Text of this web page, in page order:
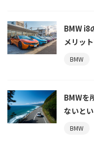
BMW i8
メリッ
BMW
BMWを
ないと
BMW